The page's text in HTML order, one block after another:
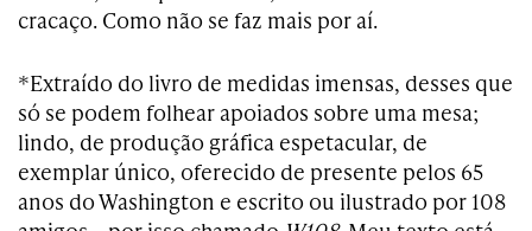
cracaço. Como não se faz mais por aí.
*Extraído do livro de medidas imensas, desses que
só se podem folhear apoiados sobre uma mesa;
lindo, de produção gráfica espetacular, de
exemplar único, oferecido de presente pelos 65
anos do Washington e escrito ou ilustrado por 108